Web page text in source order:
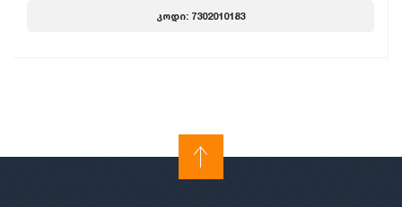
კოდი: 7302010183